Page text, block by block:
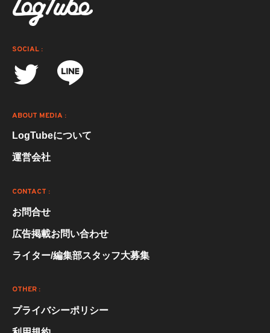
SOCIAL :
ABOUT MEDIA :
LogTubeについて
運営会社
CONTACT :
お問合せ
広告掲載お問い合わせ
ライター/編集部スタッフ大募集
OTHER :
プライバシーポリシー